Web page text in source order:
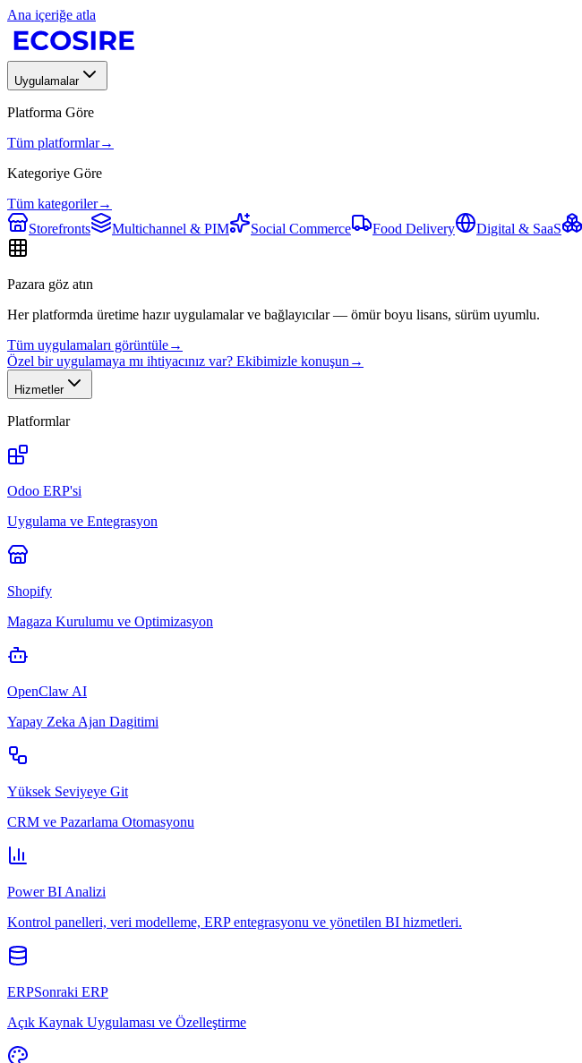
Ana içeriğe atla
Uygulamalar
Platforma Göre
Tüm platformlar→
Kategoriye Göre
Tüm kategoriler→
Storefronts
Multichannel & PIM Social Commerce Food Delivery Digital & SaaS
Pazara göz atın
Her platformda üretime hazır uygulamalar ve bağlayıcılar — ömür boyu lisans, sürüm uyumlu.
Tüm uygulamaları görüntüle→
Özel bir uygulamaya mı ihtiyacınız var? Ekibimizle konuşun →
Hizmetler
Platformlar
Odoo ERP'si
Uygulama ve Entegrasyon
Shopify
Magaza Kurulumu ve Optimizasyon
OpenClaw AI
Yapay Zeka Ajan Dagitimi
Yüksek Seviyeye Git
CRM ve Pazarlama Otomasyonu
Power BI Analizi
Kontrol panelleri, veri modelleme, ERP entegrasyonu ve yönetilen BI hizmetleri.
ERPSonraki ERP
Açık Kaynak Uygulaması ve Özelleştirme